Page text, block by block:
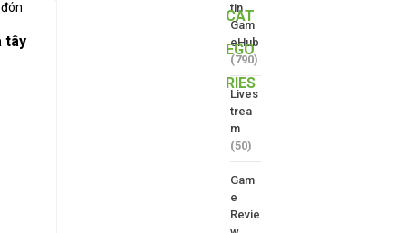
tây
CAT
EGO
RIES
tin
Gam
eHub
(790)
Lives
trea
m
(50)
Gam
e
Revie